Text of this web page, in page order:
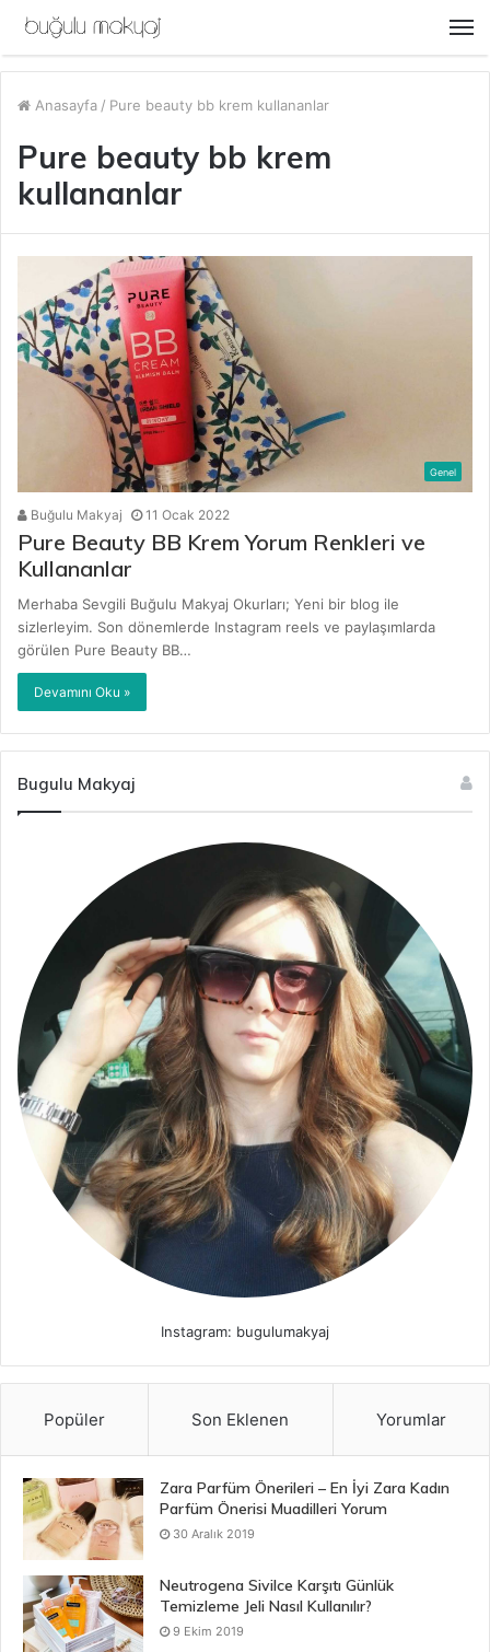
Anasayfa / Pure beauty bb krem kullananlar
Pure beauty bb krem
kullananlar
Genel
Buğulu Makyaj 11 Ocak 2022
Pure Beauty BB Krem Yorum Renkleri ve
Kullananlar
Merhaba Sevgili Buğulu Makyaj Okurları; Yeni bir blog ile
sizlerleyim. Son dönemlerde Instagram reels ve paylaşımlarda
görülen Pure Beauty BB…
Devamını Oku »
Bugulu Makyaj
Instagram: bugulumakyaj
Popüler Son Eklenen Yorumlar
Zara Parfüm Önerileri – En İyi Zara Kadın
Parfüm Önerisi Muadilleri Yorum
30 Aralık 2019
Neutrogena Sivilce Karşıtı Günlük
Temizleme Jeli Nasıl Kullanılır?
9 Ekim 2019